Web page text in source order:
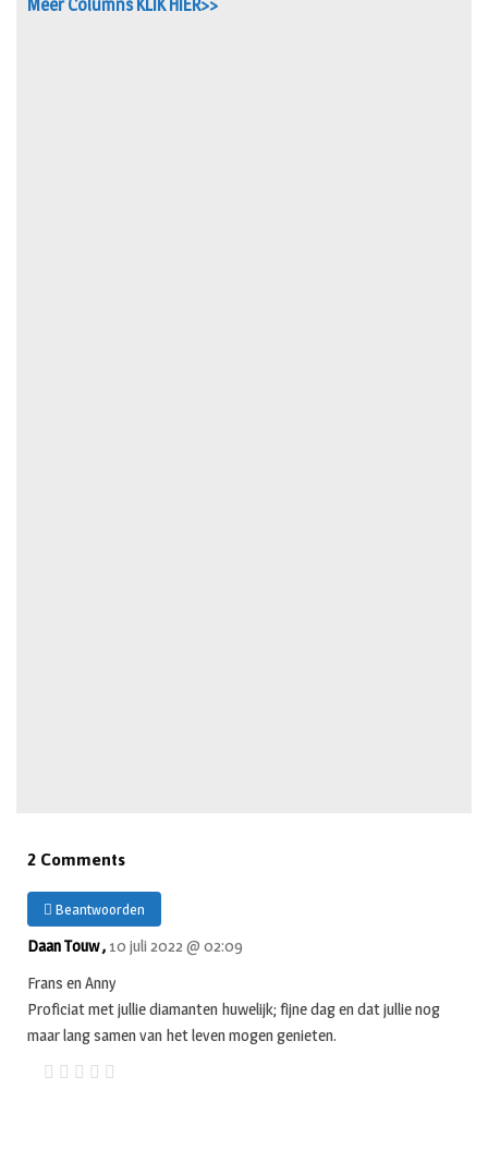
Meer Columns KLIK HIER>>
2 Comments
Beantwoorden
Daan Touw , 10 juli 2022 @ 02:09
Frans en Anny
Proficiat met jullie diamanten huwelijk; fijne dag en dat jullie nog
maar lang samen van het leven mogen genieten.